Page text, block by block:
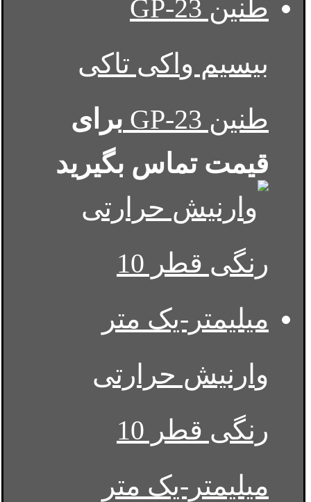
بیسیم واکی تاکی
طنین GP-23
برای
قیمت تماس بگیرید
وارنیش حرارتی
رنگی قطر 10
میلیمتر-یک متر